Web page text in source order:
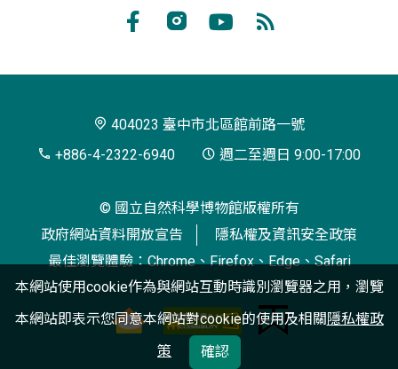
博
閱
404023 臺中市北區館前路一號
+886-4-2322-6940
週二至週日 9:00-17:00
© 國立自然科學博物館版權所有
政府網站資料開放宣告
隱私權及資訊安全政策
最佳瀏覽體驗：Chrome、Firefox、Edge、Safari
本網站使用cookie作為與網站互動時識別瀏覽器之用，瀏覽
本網站即表示您同意本網站對cookie的使用及相關隱私權政
策
確認